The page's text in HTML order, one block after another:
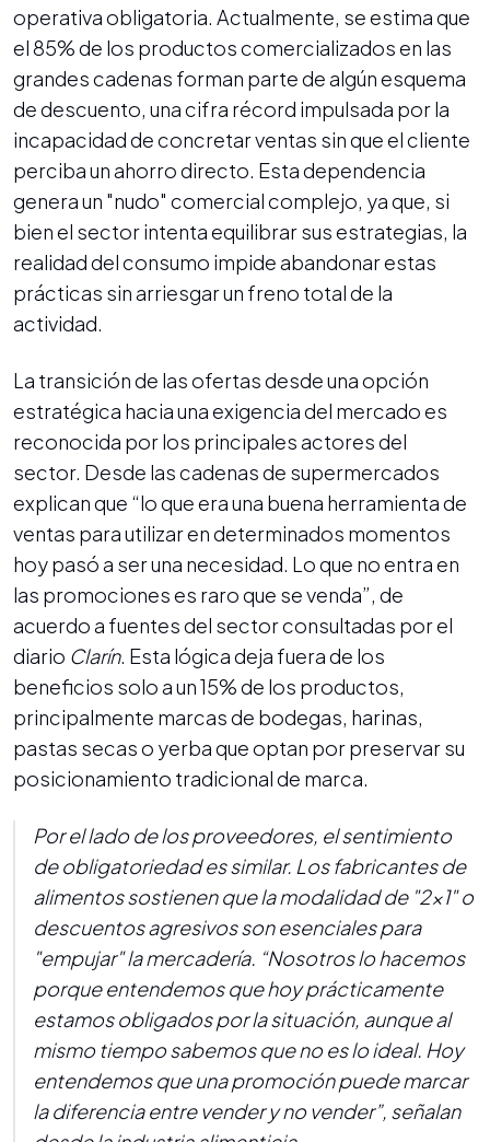
operativa obligatoria. Actualmente, se estima que
el 85% de los productos comercializados en las
grandes cadenas forman parte de algún esquema
de descuento, una cifra récord impulsada por la
incapacidad de concretar ventas sin que el cliente
perciba un ahorro directo. Esta dependencia
genera un "nudo" comercial complejo, ya que, si
bien el sector intenta equilibrar sus estrategias, la
realidad del consumo impide abandonar estas
prácticas sin arriesgar un freno total de la
actividad.
La transición de las ofertas desde una opción
estratégica hacia una exigencia del mercado es
reconocida por los principales actores del
sector. Desde las cadenas de supermercados
explican que “lo que era una buena herramienta de
ventas para utilizar en determinados momentos
hoy pasó a ser una necesidad. Lo que no entra en
las promociones es raro que se venda”, de
acuerdo a fuentes del sector consultadas por el
diario Clarín. Esta lógica deja fuera de los
beneficios solo a un 15% de los productos,
principalmente marcas de bodegas, harinas,
pastas secas o yerba que optan por preservar su
posicionamiento tradicional de marca.
Por el lado de los proveedores, el sentimiento
de obligatoriedad es similar. Los fabricantes de
alimentos sostienen que la modalidad de "2x1" o
descuentos agresivos son esenciales para
"empujar" la mercadería. “Nosotros lo hacemos
porque entendemos que hoy prácticamente
estamos obligados por la situación, aunque al
mismo tiempo sabemos que no es lo ideal. Hoy
entendemos que una promoción puede marcar
la diferencia entre vender y no vender”, señalan